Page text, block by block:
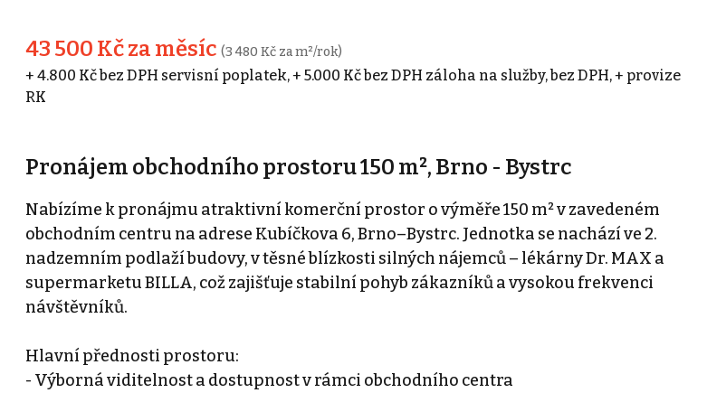
43 500 Kč za měsíc (3 480 Kč za m²/rok)
+ 4.800 Kč bez DPH servisní poplatek, + 5.000 Kč bez DPH záloha na služby, bez DPH, + provize
RK
Pronájem obchodního prostoru 150 m², Brno - Bystrc
Nabízíme k pronájmu atraktivní komerční prostor o výměře 150 m² v zavedeném
obchodním centru na adrese Kubíčkova 6, Brno–Bystrc. Jednotka se nachází ve 2.
nadzemním podlaží budovy, v těsné blízkosti silných nájemců – lékárny Dr. MAX a
supermarketu BILLA, což zajišťuje stabilní pohyb zákazníků a vysokou frekvenci
návštěvníků.
Hlavní přednosti prostoru:
- Výborná viditelnost a dostupnost v rámci obchodního centra